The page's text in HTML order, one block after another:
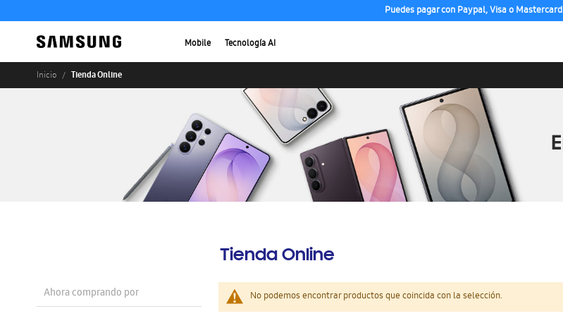
Puedes pagar con Paypal, Visa o Mastercard
Mobile Tecnología AI
Inicio Tienda Online
Tienda Online
No podemos encontrar productos que coincida con la selección.
Ahora comprando por